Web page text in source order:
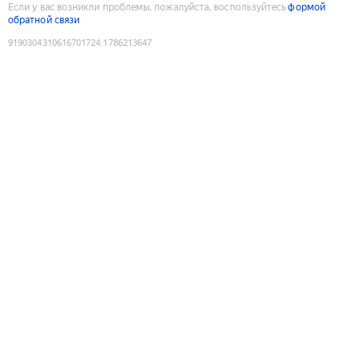
Если у вас возникли проблемы, пожалуйста, воспользуйтесьформой
обратной связи
9190304310616701724:1786213647